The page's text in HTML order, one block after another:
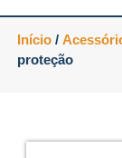
Início/
proteção